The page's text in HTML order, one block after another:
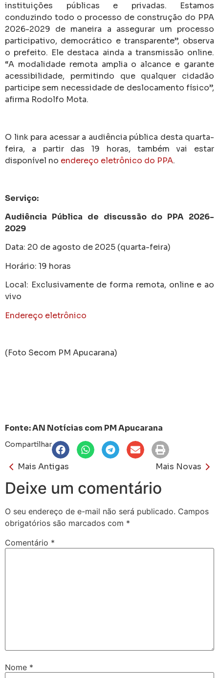
instituições públicas e privadas. Estamos
conduzindo todo o processo de construção do PPA
2026-2029 de maneira a assegurar um processo
participativo, democrático e transparente”, observa
o prefeito. Ele destaca ainda a transmissão online.
“A modalidade remota amplia o alcance e garante
acessibilidade, permitindo que qualquer cidadão
participe sem necessidade de deslocamento físico”,
afirma Rodolfo Mota.
O link para acessar a audiência pública desta quarta-
feira, a partir das 19 horas, também vai estar
disponível no endereço eletrônico do PPA.
Serviço:
Audiência Pública de discussão do PPA 2026-
2029
Data: 20 de agosto de 2025 (quarta-feira)
Horário: 19 horas
Local: Exclusivamente de forma remota, online e ao
vivo
Endereço eletrônico
(Foto Secom PM Apucarana)
Fonte: AN Notícias com PM Apucarana
Compartilhar
Mais Antigas Mais Novas
Deixe um comentário
O seu endereço de e-mail não será publicado. Campos
obrigatórios são marcados com *
Comentário *
Nome *